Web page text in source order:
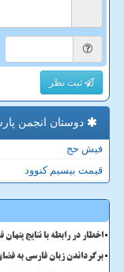
ثبت نظر
دوستان انجمن
فیش حج
قیمت بیسیم کنوود
اخطار در رابطه با نتایج
برگرداندن زبان فارسی به